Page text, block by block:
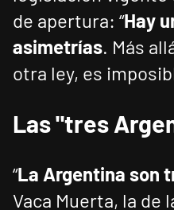
de apertura: “Hay
asimetrías. Más
otra ley, es
Las "tres
“La Argentina son
Vaca Muerta, la de